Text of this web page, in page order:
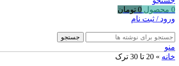
0 محصول 0 تومان
ورود / ثبت نام
جستجو
منو
خانه » 20 تا 30 ترک